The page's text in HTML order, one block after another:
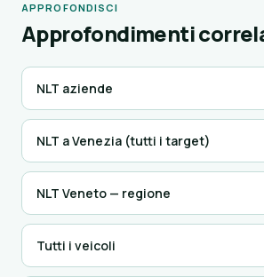
APPROFONDISCI
Approfondimenti
NLT aziende
NLT a Venezia (tutti i target)
NLT Veneto — regione
Tutti i veicoli